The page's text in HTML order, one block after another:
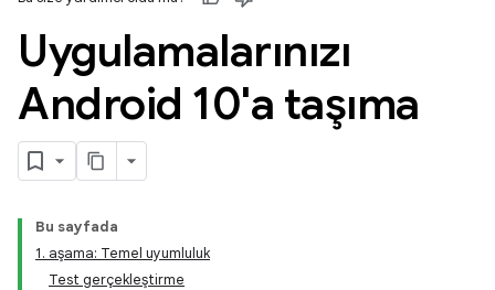
Uygulamalarınızı
Android 10'a taşıma
Bu sayfada
1. aşama: Temel uyumluluk
Test gerçekleştirme